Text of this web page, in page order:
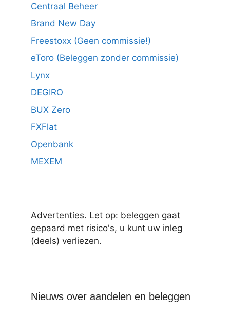
Centraal Beheer
Brand New Day
Freestoxx (Geen commissie!)
eToro (Beleggen zonder commissie)
Lynx
DEGIRO
BUX Zero
FXFlat
Openbank
MEXEM
Advertenties. Let op: beleggen gaat
gepaard met risico's, u kunt uw inleg
(deels) verliezen.
Nieuws over aandelen en beleggen